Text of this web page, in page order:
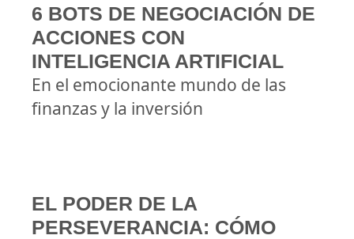
6 BOTS DE NEGOCIACIÓN DE
ACCIONES CON
INTELIGENCIA ARTIFICIAL
En el emocionante mundo de las
finanzas y la inversión
EL PODER DE LA
PERSEVERANCIA: CÓMO